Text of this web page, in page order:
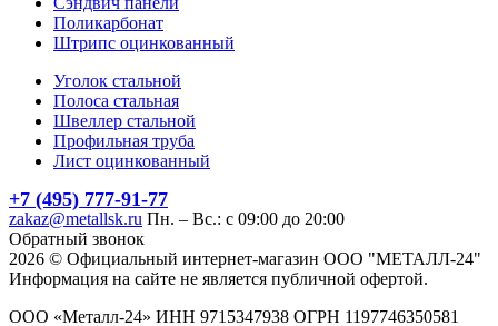
Поликарбонат
Штрипс оцинкованный
Уголок стальной
Полоса стальная
Швеллер стальной
Профильная труба
Лист оцинкованный
+7 (495) 777-91-77
zakaz@metallsk.ru Пн. – Вс.: с 09:00 до 20:00
Обратный звонок
2026 © Официальный интернет-магазин ООО "МЕТАЛЛ-24"
Информация на сайте не является публичной офертой.
ООО «Металл-24» ИНН 9715347938 ОГРН 1197746350581